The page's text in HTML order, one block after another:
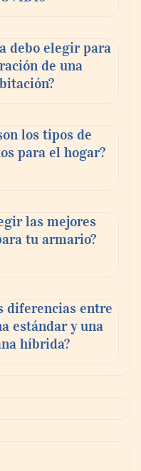
debo elegir para
de una
los tipos de
para el hogar?
las mejores
tu armario?
diferencias entre
estándar y una
híbrida?